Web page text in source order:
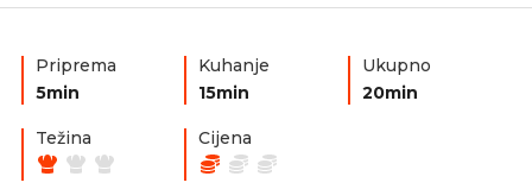
Priprema
5min
Kuhanje
15min
Ukupno
20min
Težina Cijena